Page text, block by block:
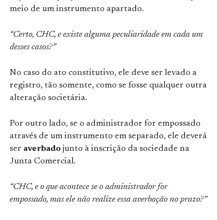
meio de um instrumento apartado.
“Certo, CHC, e existe alguma peculiaridade em cada um
desses casos?”
No caso do ato constitutivo, ele deve ser levado a
registro, tão somente, como se fosse qualquer outra
alteração societária.
Por outro lado, se o administrador for empossado
através de um instrumento em separado, ele deverá
ser averbado junto à inscrição da sociedade na
Junta Comercial.
“CHC, e o que acontece se o administrador for
empossado, mas ele não realize essa averbação no prazo?”